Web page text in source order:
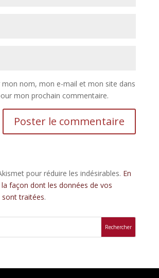
mon nom, mon e-mail et mon site dans
mon prochain commentaire.
pour réduire les indésirables. En
façon dont les données de vos
traitées.